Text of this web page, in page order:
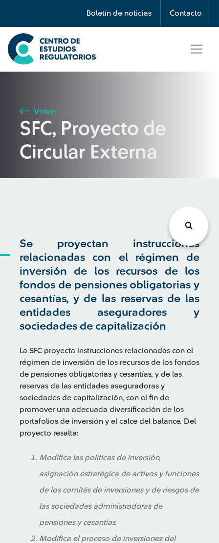
Boletín de noticias Contacto
Búsqueda
Seleccione país
Buscar
Volver
SFC, Proyecto de
Circular Externa
Se proyectan instrucciones
relacionadas con el régimen de
inversión de los recursos de los
fondos de pensiones obligatorias y
cesantías, y de las reservas de las
entidades aseguradores y
sociedades de capitalización
La SFC proyecta instrucciones relacionadas con el
régimen de inversión de los recursos de los fondos
de pensiones obligatorias y cesantías, y de las
reservas de las entidades aseguradoras y
sociedades de capitalización, con el fin de
promover una adecuada diversificación de los
portafolios de inversión y el calce del balance. Del
proyecto resalta:
Modifica las políticas de inversión,
asignación estratégica de activos y funciones
de los comités de inversiones y de riesgos de
las sociedades administradoras de
pensiones y cesantías.
Modifica el proceso de inversiones del